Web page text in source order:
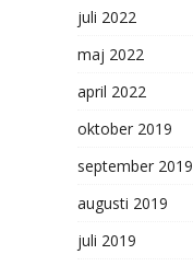
juli 2022
maj 2022
april 2022
oktober 2019
september 2019
augusti 2019
juli 2019